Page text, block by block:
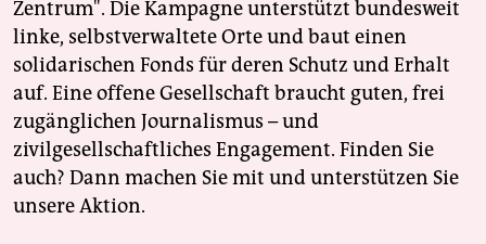
Zentrum". Die Kampagne unterstützt bundesweit
linke, selbstverwaltete Orte und baut einen
solidarischen Fonds für deren Schutz und Erhalt
auf. Eine offene Gesellschaft braucht guten, frei
zugänglichen Journalismus – und
zivilgesellschaftliches Engagement. Finden Sie
auch? Dann machen Sie mit und unterstützen Sie
unsere Aktion.